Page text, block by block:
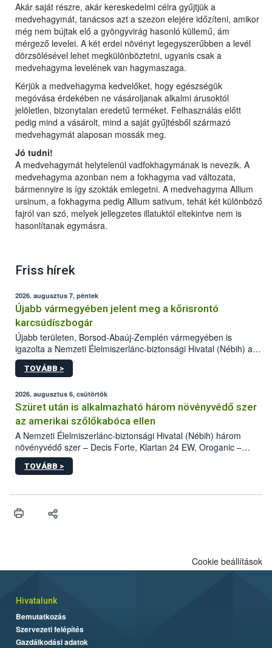
Akár saját részre, akár kereskedelmi célra gyűjtjük a
medvehagymát, tanácsos azt a szezon elejére időzíteni, amikor
még nem bújtak elő a gyöngyvirág hasonló küllemű, ám
mérgező levelei. A két erdei növényt legegyszerűbben a levél
dörzsölésével lehet megkülönböztetni, ugyanis csak a
medvehagyma levelének van hagymaszaga.
Kérjük a medvehagyma kedvelőket, hogy egészségük
megóvása érdekében ne vásároljanak alkalmi árusoktól
jelöletlen, bizonytalan eredetű terméket. Felhasználás előtt
pedig mind a vásárolt, mind a saját gyűjtésből származó
medvehagymát alaposan mossák meg.
Jó tudni!
A medvehagymát helytelenül vadfokhagymának is nevezik. A
medvehagyma azonban nem a fokhagyma vad változata,
bármennyire is így szokták emlegetni. A medvehagyma Allium
ursinum, a fokhagyma pedig Allium sativum, tehát két különböző
fajról van szó, melyek jellegzetes illatuktól eltekintve nem is
hasonlítanak egymásra.
Friss hírek
2026. augusztus 7, péntek
Újabb vármegyében jelent meg a kőrisrontó
karcsúdíszbogár
Újabb területen, Borsod-Abaúj-Zemplén vármegyében is
igazolta a Nemzeti Élelmiszerlánc-biztonsági Hivatal (Nébih) a
kőrisrontó karcsúdíszbogár (Agrilus planipennis) jelenlétét. A
kártevőt nem csak színcsapdában találták meg, de már fertőzött
az intenzív felderítést, emellett az intézkedéseket a szlovák
hatósággal is összehangolják a terjedés megállítása érdekében.
TOVÁBB >
2026. augusztus 6, csütörtök
Szüret után is alkalmazható három növényvédő szer
az amerikai szőlőkabóca ellen
A Nemzeti Élelmiszerlánc-biztonsági Hivatal (Nébih) három
növényvédő szer – Decis Forte, Klartan 24 EW, Oroganic –
engedélyokiratát módosította, így azok a szüretet követően,
egészen a vesszőérettség (BBCH 91) stádiumáig
érésű szőlőkben is legyen lehetőség a károsító elleni további
felhasználók számára is elérhető és ökológiai termesztésben is
TOVÁBB >
Cookie beállítások
Hivatalunk
Bemutatkozás
Szervezeti felépítés
Gazdálkodási adatok